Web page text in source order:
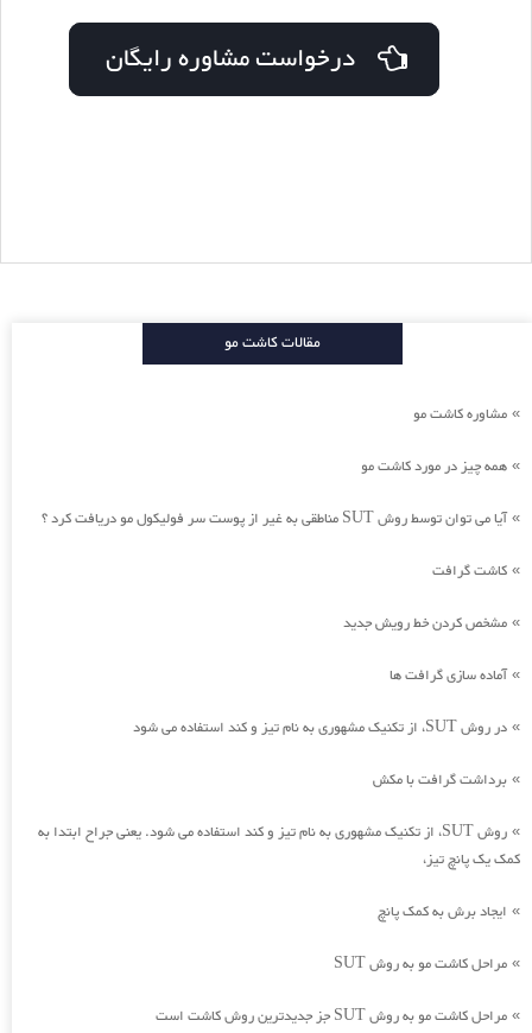
مقالات کاشت مو
» مشاوره کاشت مو
» همه چیز در مورد کاشت مو
»آیا می توان توسط روش SUT مناطقی به غیر از پوست سر فولیکول مو دریافت کرد ؟
» کاشت گرافت
» مشخص کردن خط رویش جدید
»آماده سازی گرافت ها
» در روش SUT، از تکنیک مشهوری به نام تیز و کند استفاده می شود
» برداشت گرافت با مکش
»
روش SUT، از تکنیک مشهوری به نام تیز و کند استفاده می شود. یعنی جراح ابتدا به
کمک یک پانچ تیز،
» ایجاد برش به کمک پانچ
» مراحل کاشت مو به روش SUT
» مراحل کاشت مو به روش SUT جز جدیدترین روش کاشت است